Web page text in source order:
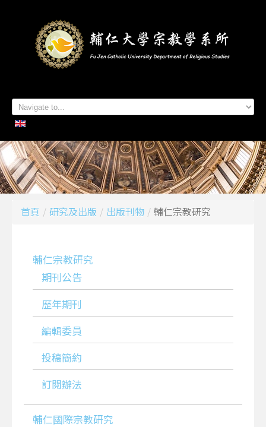
首頁
系所簡介
本系成員
學生專區
招生資訊
各項活動
研究及出版
系所友專區
聯絡我們
首頁 / 研究及出版 / 出版刊物 / 輔仁宗教研究
輔仁宗教研究
期刊公告
歷年期刊
編輯委員
投稿簡約
訂閱辦法
輔仁國際宗教研究